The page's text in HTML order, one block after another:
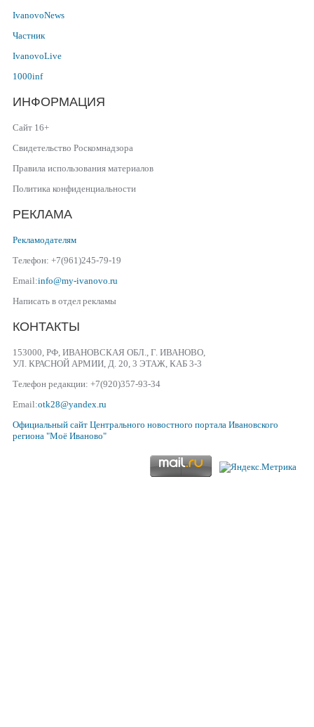
IvanovoNews
Частник
IvanovoLive
1000inf
ИНФОРМАЦИЯ
Сайт 16+
Свидетельство Роскомнадзора
Правила использования материалов
Политика конфиденциальности
РЕКЛАМА
Рекламодателям
Телефон: +7(961)245-79-19
Email:info@my-ivanovo.ru
Написать в отдел рекламы
КОНТАКТЫ
153000, РФ, ИВАНОВСКАЯ ОБЛ., Г. ИВАНОВО,
УЛ. КРАСНОЙ АРМИИ, Д. 20, 3 ЭТАЖ, КАБ 3-3
Телефон редакции: +7(920)357-93-34
Email:otk28@yandex.ru
Официальный сайт Центрального новостного портала Ивановского
региона "Моё Иваново"